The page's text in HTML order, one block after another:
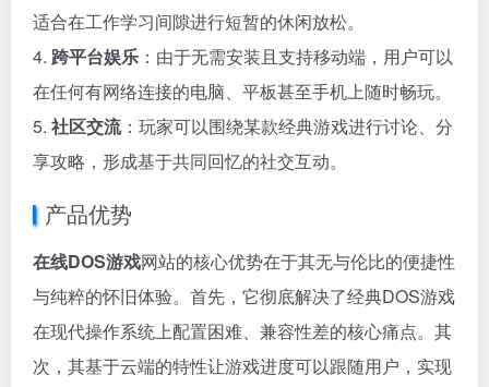
适合在工作学习间隙进行短暂的休闲放松。
4. 跨平台娱乐 ：由于无需安装且支持移动端，用户可以
在任何有网络连接的电脑、平板甚至手机上随时畅玩。
5. 社区交流：玩家可以围绕某款经典游戏进行讨论、分
享攻略，形成基于共同回忆的社交互动。
产品优势
在线DOS游戏网站的核心优势在于其无与伦比的便捷性
与纯粹的怀旧体验。首先，它彻底解决了经典DOS游戏
在现代操作系统上配置困难、兼容性差的核心痛点。其
次，其基于云端的特性让游戏进度可以跟随用户，实现